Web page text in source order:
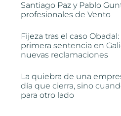
Santiago Paz y Pablo
profesionales de Vento
Fijeza tras el caso
primera sentencia en
nuevas reclamaciones
La quiebra de una
día que cierra, sino
para otro lado